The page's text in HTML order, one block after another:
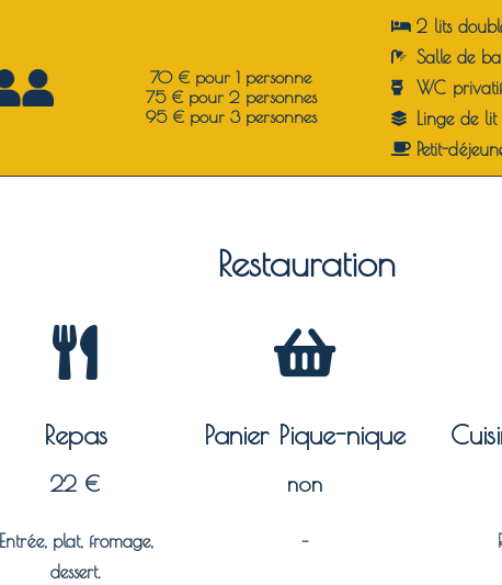
70 € pour 1 personne
75 € pour 2 personnes
95 € pour 3 personnes
2 lits
Salle de
WC p
Linge de lit
Petit-
Restauration
Repas
22 €
Entrée, plat, fromage,
dessert.
Panier Pique-nique
non
–